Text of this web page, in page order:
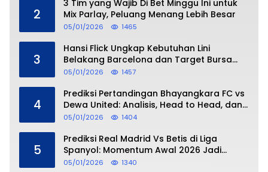
2
3 Tim yang Wajib Di Bet Minggu Ini untuk
Mix Parlay, Peluang Menang Lebih Besar
05/01/2026 1465
3
Hansi Flick Ungkap Kebutuhan Lini
Belakang Barcelona dan Target Bursa
Transfer Januari
05/01/2026 1457
4
Prediksi Pertandingan Bhayangkara FC vs
Dewa United: Analisis, Head to Head, dan
Perkiraan Skor
05/01/2026 1404
5
Prediksi Real Madrid Vs Betis di Liga
Spanyol: Momentum Awal 2026 Jadi
Taruhan
05/01/2026 1340